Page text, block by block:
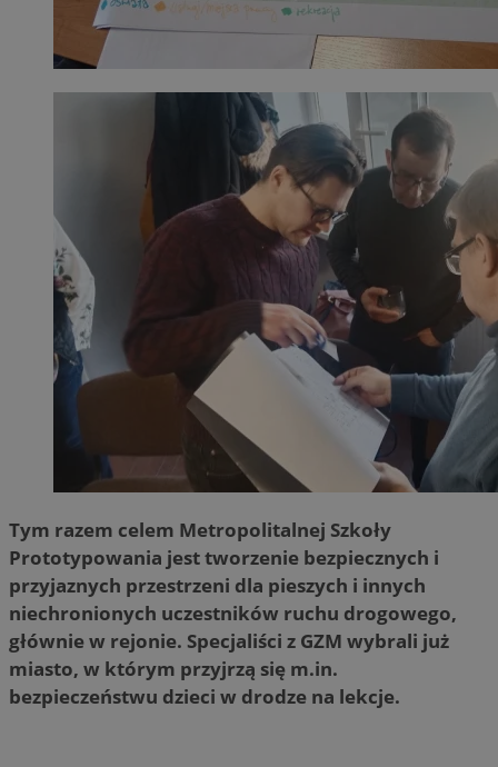
Tym razem celem Metropolitalnej Szkoły
Prototypowania jest tworzenie bezpiecznych i
przyjaznych przestrzeni dla pieszych i innych
niechronionych uczestników ruchu drogowego,
głównie w rejonie. Specjaliści z GZM wybrali już
miasto, w którym przyjrzą się m.in.
bezpieczeństwu dzieci w drodze na lekcje.